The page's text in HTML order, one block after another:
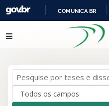
COMUNICA BR
resultados de
Jefferson
Pular para o conteúdo